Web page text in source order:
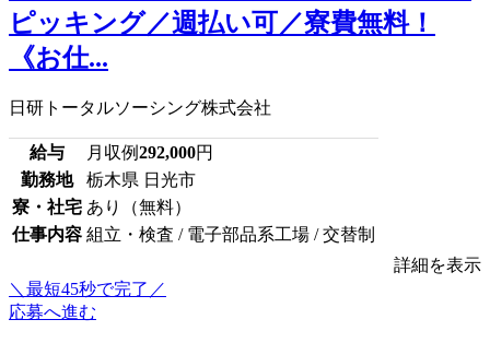
ピッキング／週払い可／寮費無料！
《お仕...
日研トータルソーシング株式会社
給与 月収例292,000円
勤務地
栃木県 日光市
寮・社宅 あり（無料）
仕事内容 組立・検査 / 電子部品系工場 / 交替制
詳細を表示
＼最短45秒で完了／
応募へ進む